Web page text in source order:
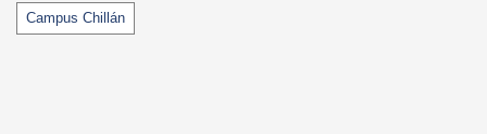
Tags
Campus Chillán